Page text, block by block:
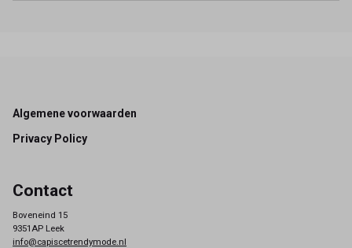
Footer
Algemene voorwaarden
Privacy Policy
Contact
Boveneind 15
9351AP Leek
info@capiscetrendymode.nl